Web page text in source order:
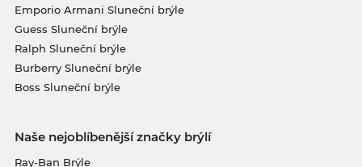
Emporio Armani Sluneční brýle
Guess Sluneční brýle
Ralph Sluneční brýle
Burberry Sluneční brýle
Boss Sluneční brýle
Naše nejoblíbenější značky brýlí
Ray-Ban Brýle